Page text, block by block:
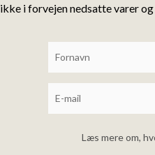
i forvejen nedsatte varer
Læs mere om,